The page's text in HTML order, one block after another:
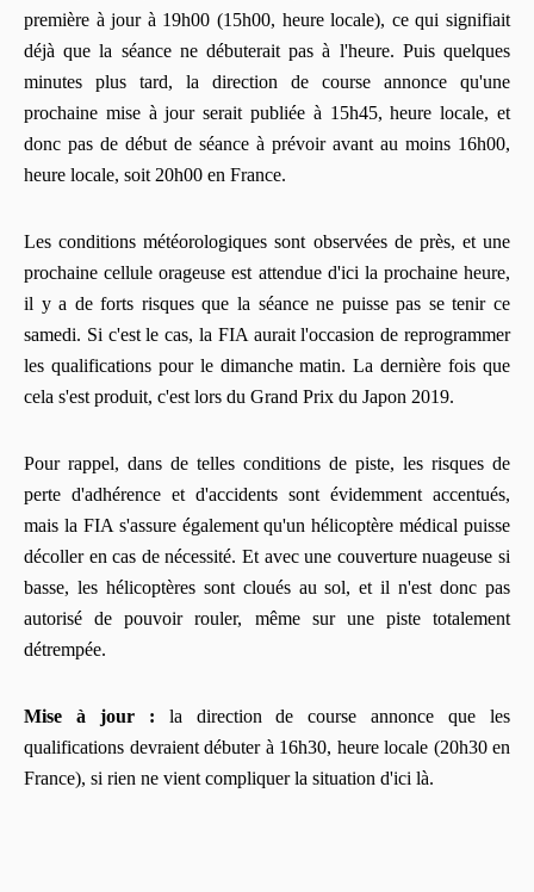
première à jour à 19h00 (15h00, heure locale), ce qui signifiait
déjà que la séance ne débuterait pas à l'heure. Puis quelques
minutes plus tard, la direction de course annonce qu'une
prochaine mise à jour serait publiée à 15h45, heure locale, et
donc pas de début de séance à prévoir avant au moins 16h00,
heure locale, soit 20h00 en France.
Les conditions météorologiques sont observées de près, et une
prochaine cellule orageuse est attendue d'ici la prochaine heure,
il y a de forts risques que la séance ne puisse pas se tenir ce
samedi. Si c'est le cas, la FIA aurait l'occasion de reprogrammer
les qualifications pour le dimanche matin. La dernière fois que
cela s'est produit, c'est lors du Grand Prix du Japon 2019.
Pour rappel, dans de telles conditions de piste, les risques de
perte d'adhérence et d'accidents sont évidemment accentués,
mais la FIA s'assure également qu'un hélicoptère médical puisse
décoller en cas de nécessité. Et avec une couverture nuageuse si
basse, les hélicoptères sont cloués au sol, et il n'est donc pas
autorisé de pouvoir rouler, même sur une piste totalement
détrempée.
Mise à jour : la direction de course annonce que les
qualifications devraient débuter à 16h30, heure locale (20h30 en
France), si rien ne vient compliquer la situation d'ici là.